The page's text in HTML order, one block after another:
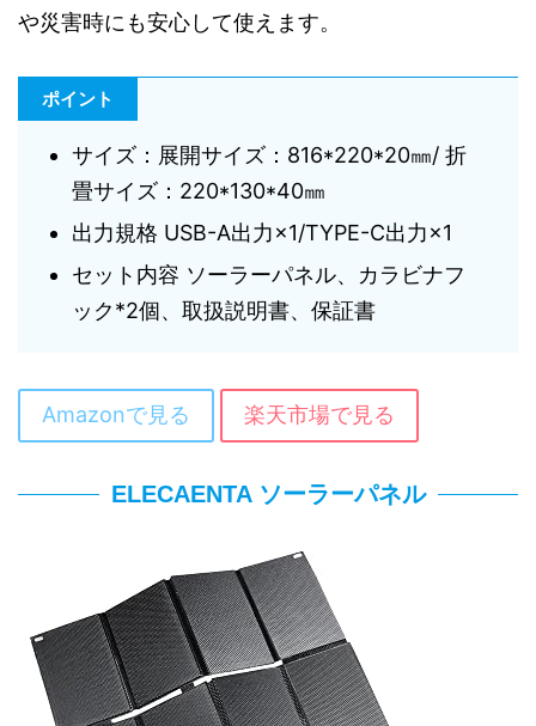
や災害時にも安心して使えます。
ポイント
サイズ：展開サイズ：816*220*20㎜/ 折
畳サイズ：220*130*40㎜
出力規格 USB-A出力×1/TYPE-C出力×1
セット内容 ソーラーパネル、カラビナフ
ック*2個、取扱説明書、保証書
Amazonで見る 楽天市場で見る
ELECAENTA ソーラーパネル